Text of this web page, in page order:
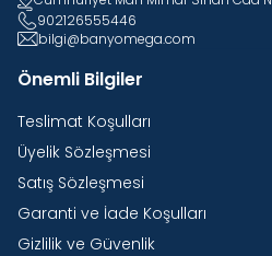
902126555446
bilgi@banyomega.com
Önemli Bilgiler
Teslimat Koşulları
Üyelik Sözleşmesi
Satış Sözleşmesi
Garanti ve İade Koşulları
Gizlilik ve Güvenlik